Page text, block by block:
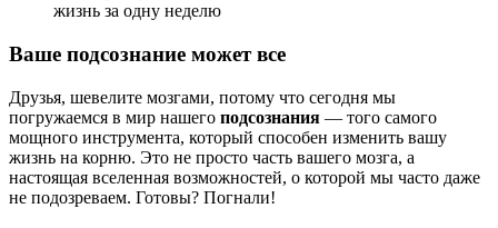
Ваше подсознание может все
Друзья, шевелите мозгами, потому что сегодня мы
погружаемся в мир нашего подсознания — того самого
мощного инструмента, который способен изменить вашу
жизнь на корню. Это не просто часть вашего мозга, а
настоящая вселенная возможностей, о которой мы часто даже
не подозреваем. Готовы? Погнали!